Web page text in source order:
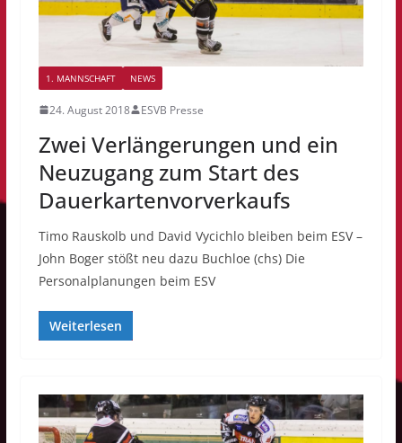
1. MANNSCHAFT NEWS
24. August 2018 ESVB Presse
Zwei Verlängerungen und ein
Neuzugang zum Start des
Dauerkartenvorverkaufs
Timo Rauskolb und David Vycichlo bleiben beim ESV –
John Boger stößt neu dazu Buchloe (chs) Die
Personalplanungen beim ESV
Weiterlesen